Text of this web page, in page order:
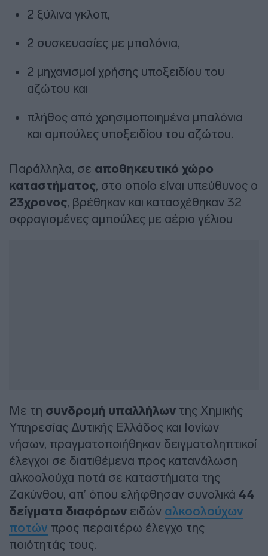
2 ξύλινα γκλοπ,
2 συσκευασίες με μπαλόνια,
2 μηχανισμοί χρήσης υποξειδίου του
αζώτου και
πλήθος από χρησιμοποιημένα μπαλόνια
και αμπούλες υποξειδίου του αζώτου.
Παράλληλα, σε αποθηκευτικό χώρο
καταστήματος, στο οποίο είναι υπεύθυνος ο
23χρονος, βρέθηκαν και κατασχέθηκαν 32
σφραγισμένες αμπούλες με αέριο γέλιου
Με τη συνδρομή υπαλλήλων της Χημικής
Υπηρεσίας Δυτικής Ελλάδος και Ιονίων
νήσων, πραγματοποιήθηκαν δειγματοληπτικοί
έλεγχοι σε διατιθέμενα προς κατανάλωση
αλκοολούχα ποτά σε καταστήματα της
Ζακύνθου, απ’ όπου ελήφθησαν συνολικά 44
δείγματα διαφόρων ειδών αλκοολούχων
ποτών προς περαιτέρω έλεγχο της
ποιότητάς τους.